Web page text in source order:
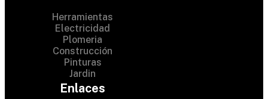
Herramientas
Electricidad
Plomeria
Construcción
Pinturas
Jardin
Enlaces